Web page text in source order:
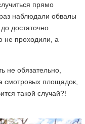
прямо
наблюдали обвалы
достаточно
не проходили, а
не обязательно,
смотровых площадок,
такой случай?!